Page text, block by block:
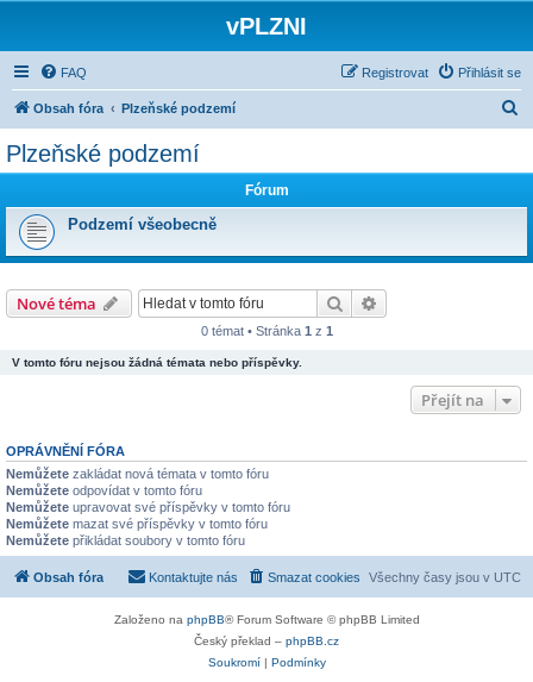
vPLZNI
FAQ Přihlásit se
Registrovat
Obsah fóra Plzeňské podzemí
Plzeňské podzemí
Fórum
Podzemí všeobecně
Nové téma Hledat
0 témat • Stránka 1 z 1
V tomto fóru nejsou žádná témata nebo příspěvky.
Přejít na
OPRÁVNĚNÍ FÓRA
Nemůžete zakládat nová témata v tomto fóru
Nemůžete odpovídat v tomto fóru
Nemůžete upravovat své příspěvky v tomto fóru
Nemůžete mazat své příspěvky v tomto fóru
Nemůžete přikládat soubory v tomto fóru
Obsah fóra Všechny časy jsou v UTC
Smazat cookies
Kontaktujte nás
Založeno na phpBB® Forum Software © phpBB Limited
Český překlad – phpBB.cz
Soukromí| Podmínky